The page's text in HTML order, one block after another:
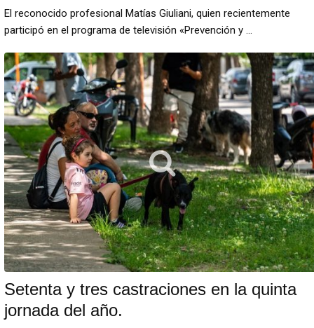
El reconocido profesional Matías Giuliani, quien recientemente
participó en el programa de televisión «Prevención y ...
Setenta y tres castraciones en la quinta
jornada del año.